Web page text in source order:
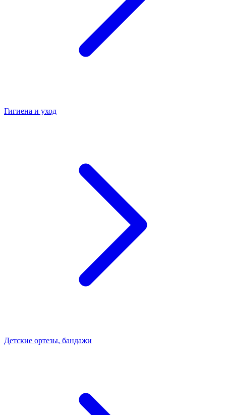
Гигиена и уход
Детские ортезы, бандажи